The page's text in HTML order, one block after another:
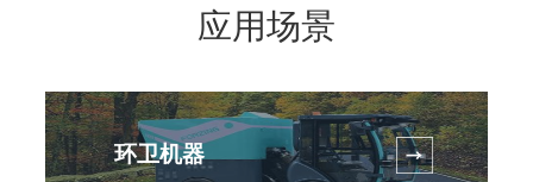
应用场景
环卫机器